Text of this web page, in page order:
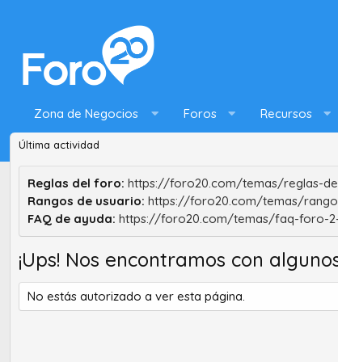
Zona de Negocios Foros Recursos
Última actividad
Reglas del foro: https://foro20.com/temas/reglas-
Rangos de usuario: https://foro20.com/temas/
FAQ de ayuda: https://foro20.com/temas/faq-foro-
¡Ups! Nos encontramos con
No estás autorizado a ver esta página.